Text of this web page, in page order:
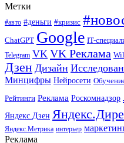
Метки
#авто #деньги #кризис
ChatGPT Google IT-
Telegram VK VK Реклама
Дзен Дизайн
Минцифры Нейросети
Рейтинги Реклама Роскомнадзор
Яндекс.Дзен
Яндекс.Метрика интерьер
Реклама